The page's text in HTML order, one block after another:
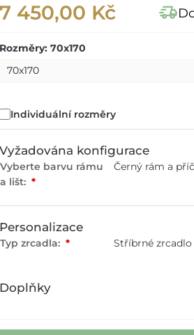
7 450,00 Kč delivery_truck_speed
Rozměry: 70x170
Individuální rozměry
Vyžadována konfigurace
Vyberte barvu rámu
a lišt: *
Černý rám a
Personalizace
Typ zrcadla: * Stříbrné zrcadlo
Doplňky